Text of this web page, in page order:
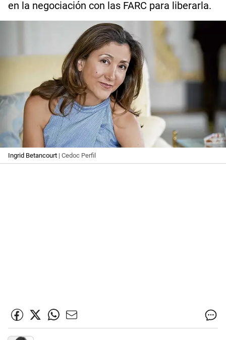
en la negociación con las FARC para liberarla.
Ingrid Betancourt | Cedoc Perfil